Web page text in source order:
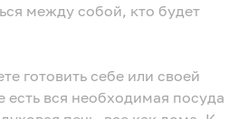
между собой, кто будет
готовить себе или своей
вся необходимая посуда